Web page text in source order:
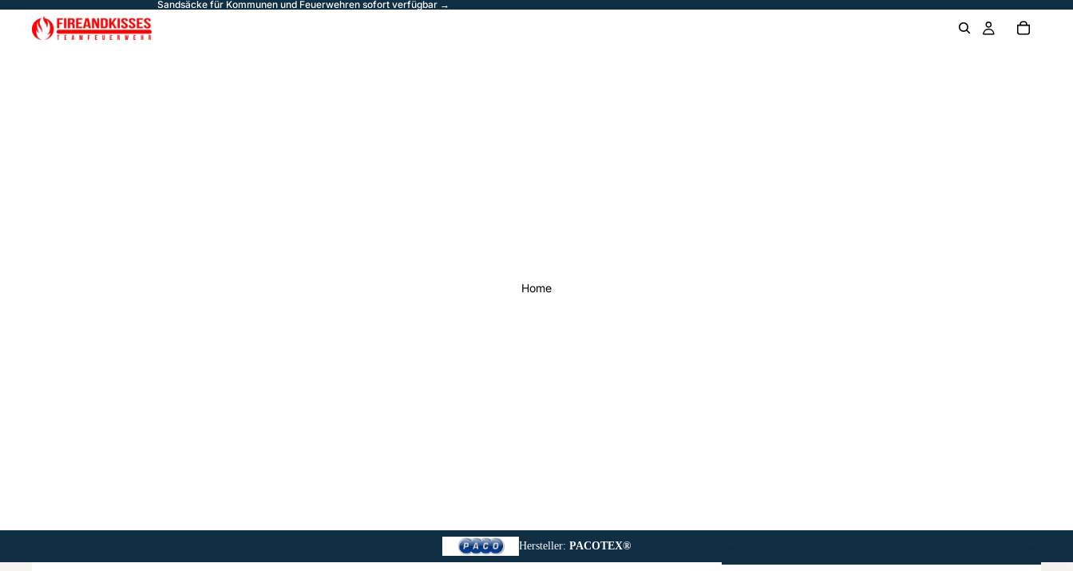
Sandsäcke für Kommunen und Feuerwehren sofort verfügbar →
Home
Hersteller: PACOTEX®